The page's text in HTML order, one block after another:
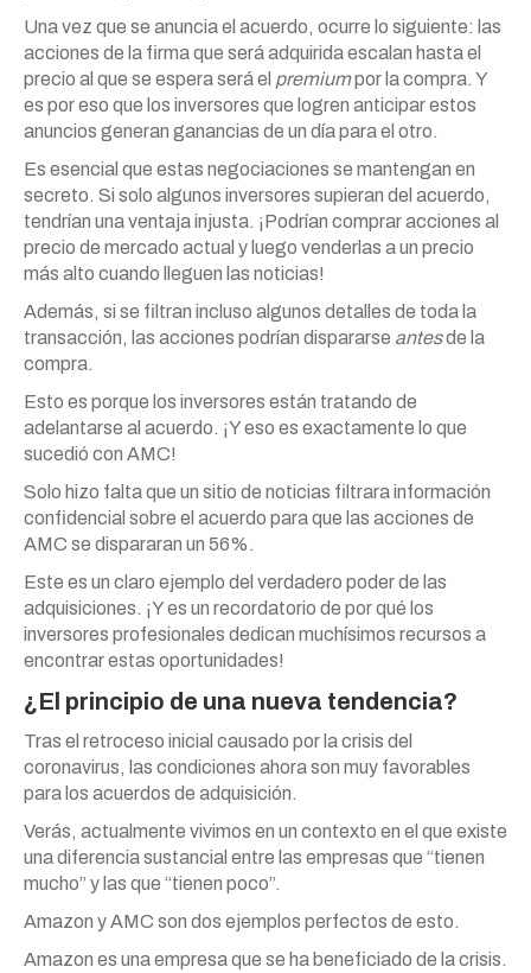
Una vez que se anuncia el acuerdo, ocurre lo siguiente: las
acciones de la firma que será adquirida escalan hasta el
precio al que se espera será el premiumpor la compra. Y
es por eso que los inversores que logren anticipar estos
anuncios generan ganancias de un día para el otro.
Es esencial que estas negociaciones se mantengan en
secreto. Si solo algunos inversores supieran del acuerdo,
tendrían una ventaja injusta. ¡Podrían comprar acciones al
precio de mercado actual y luego venderlas a un precio
más alto cuando lleguen las noticias!
Además, si se filtran incluso algunos detalles de toda la
transacción, las acciones podrían dispararse antesde la
compra.
Esto es porque los inversores están tratando de
adelantarse al acuerdo. ¡Y eso es exactamente lo que
sucedió con AMC!
Solo hizo falta que un sitio de noticias filtrara información
confidencial sobre el acuerdo para que las acciones de
AMC se dispararan un 56%.
Este es un claro ejemplo del verdadero poder de las
adquisiciones. ¡Y es un recordatorio de por qué los
inversores profesionales dedican muchísimos recursos a
encontrar estas oportunidades!
¿El principio de una nueva tendencia?
Tras el retroceso inicial causado por la crisis del
coronavirus, las condiciones ahora son muy favorables
para los acuerdos de adquisición.
Verás, actualmente vivimos en un contexto en el que existe
una diferencia sustancial entre las empresas que “tienen
mucho” y las que “tienen poco”.
Amazon y AMC son dos ejemplos perfectos de esto.
Amazon es una empresa que se ha beneficiado de la crisis.